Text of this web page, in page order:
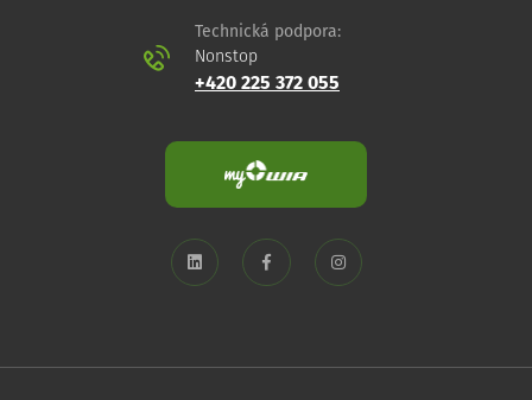
Technická podpora:
Nonstop
+420 225 372 055